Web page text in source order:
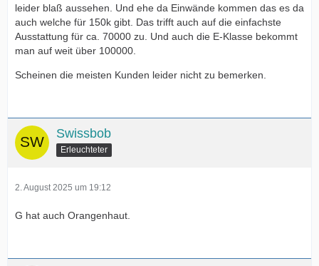
leider blaß aussehen. Und ehe da Einwände kommen das es da
auch welche für 150k gibt. Das trifft auch auf die einfachste
Ausstattung für ca. 70000 zu. Und auch die E-Klasse bekommt
man auf weit über 100000.
Scheinen die meisten Kunden leider nicht zu bemerken.
Swissbob
Erleuchteter
2. August 2025 um 19:12
G hat auch Orangenhaut.